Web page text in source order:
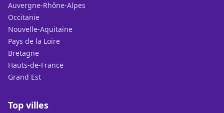
Auvergne-Rhône-Alpes
Occitanie
Nouvelle-Aquitaine
Pays de la Loire
Bretagne
Hauts-de-France
Grand Est
Top villes